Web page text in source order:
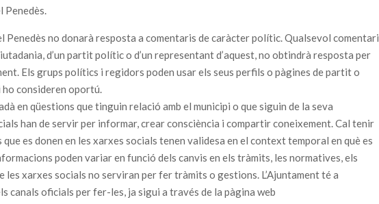
Penedès.
Penedès no donarà resposta a comentaris de caràcter polític. Qualsevol comentari
d’un partit polític o d’un representant d’aquest, no obtindrà resposta per
Els grups polítics i regidors poden usar els seus perfils o pàgines de partit o
ho consideren oportú.
en qüestions que tinguin relació amb el municipi o que siguin de la seva
han de servir per informar, crear consciència i compartir coneixement. Cal tenir
es donen en les xarxes socials tenen validesa en el context temporal en què es
poden variar en funció dels canvis en els tràmits, les normatives, els
les xarxes socials no serviran per fer tràmits o gestions. L’Ajuntament té a
canals oficials per fer-les, ja sigui a través de la pàgina web